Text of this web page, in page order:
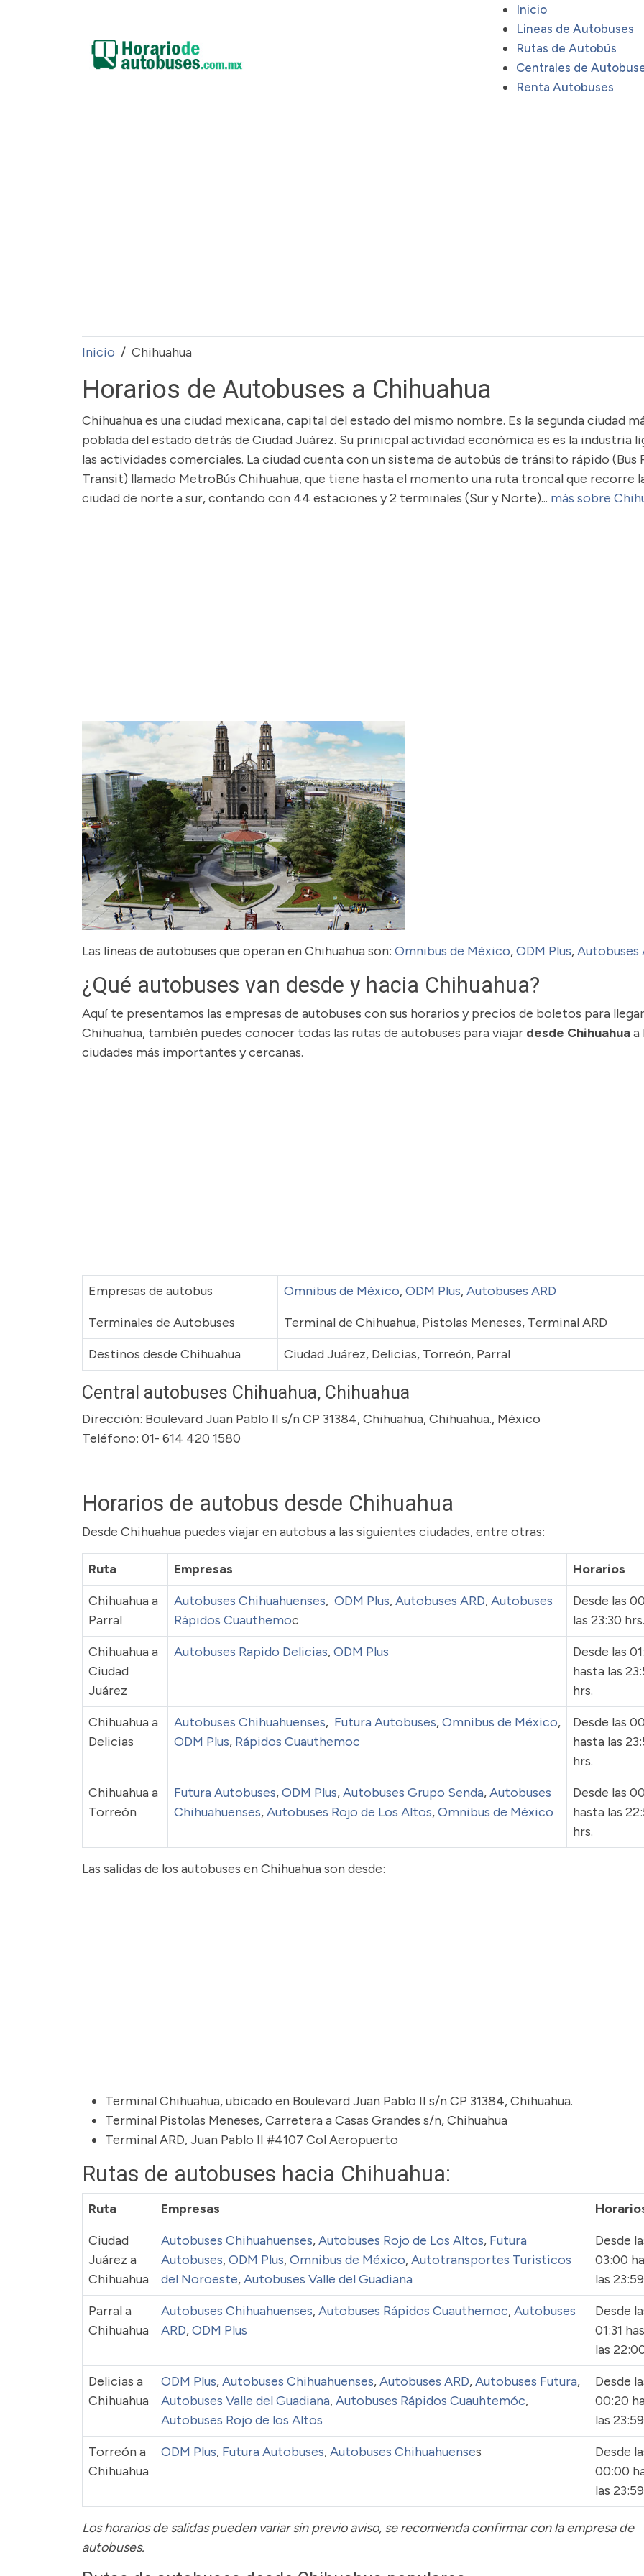
Inicio
Lineas de Autobuses
Rutas de Autobús
Centrales de
Renta Autobuses
Inicio Chihuahua
Horarios de Autobuses a Chihuahua
Chihuahua es una ciudad mexicana, capital del estado del mismo nombre. Es la segunda ciudad
poblada del estado detrás de Ciudad Juárez. Su prinicpal actividad económica es es la industria
las actividades comerciales. La ciudad cuenta con un sistema de autobús de tránsito rápido (Bus
Transit) llamado MetroBús Chihuahua, que tiene hasta el momento una ruta troncal que recorre
ciudad de norte a sur, contando con 44 estaciones y 2 terminales (Sur y Norte)... más sobre
Las líneas de autobuses que operan en Chihuahua son: Omnibus de México,ODM Plus,Autobuses
¿Qué autobuses van desde y hacia Chihuahua?
Aquí te presentamos las empresas de autobuses con sus horarios y precios de boletos para
Chihuahua, también puedes conocer todas las rutas de autobuses para viajar desde Chihuahuaa
ciudades más importantes y cercanas.
Empresas de autobus Omnibus de México,ODM Plus,Autobuses ARD
Terminales de Autobuses
Terminal de Chihuahua, Pistolas Meneses, Terminal ARD
Destinos desde Chihuahua
Ciudad Juárez, Delicias, Torreón, Parral
Central autobuses Chihuahua, Chihuahua
Dirección: Boulevard Juan Pablo II s/n CP 31384, Chihuahua, Chihuahua., México
Teléfono: 01- 614 420 1580
Horarios de autobus desde Chihuahua
Desde Chihuahua puedes viajar en autobus a las siguientes ciudades, entre otras:
Ruta Empresas
Horarios
Chihuahua a
Parral
Autobuses Chihuahuenses, ODM Plus,Autobuses ARD,Autobuses
Rápidos Cuauthemoc
Desde las
las 23:30 hrs.
Chihuahua a
Ciudad
Juárez
Autobuses Rapido Delicias,ODM Plus
Desde las
hasta las
hrs.
Chihuahua a
Delicias
Autobuses Chihuahuenses, Futura Autobuses,Omnibus de México,
ODM Plus, Rápidos Cuauthemoc
Desde las
hasta las
hrs.
Chihuahua a
Torreón
Futura Autobuses,ODM Plus,Autobuses Grupo Senda,Autobuses
Chihuahuenses,Autobuses Rojo de Los Altos,Omnibus de México
Desde las
hasta las
hrs.
Las salidas de los autobuses en Chihuahua son desde:
Terminal Chihuahua, ubicado en Boulevard Juan Pablo II s/n CP 31384, Chihuahua.
Terminal Pistolas Meneses, Carretera a Casas Grandes s/n, Chihuahua
Terminal ARD, Juan Pablo II #4107 Col Aeropuerto
Rutas de autobuses hacia Chihuahua:
Ruta Empresas
Ciudad
Juárez a
Chihuahua
Autobuses Chihuahuenses,Autobuses Rojo de Los Altos, Futura
Autobuses,ODM Plus,Omnibus de México,Autotransportes Turisticos
del Noroeste,Autobuses Valle del Guadiana
Desde
03:00
las
Parral a
Chihuahua
Autobuses Chihuahuenses,Autobuses Rápidos Cuauthemoc,Autobuses
ARD,ODM Plus
Desde
01:31
las
Delicias a
Chihuahua
ODM Plus,Autobuses Chihuahuenses,Autobuses ARD,Autobuses Futura,
Autobuses Valle del Guadiana,Autobuses Rápidos Cuauhtemóc,
Autobuses Rojo de los Altos
Desde
00:20
las
Torreón a
Chihuahua
ODM Plus, Futura Autobuses,Autobuses Chihuahuenses
Desde
00:00
las
Los horarios de salidas pueden variar sin previo aviso, se recomienda confirmar con la empresa de
autobuses.